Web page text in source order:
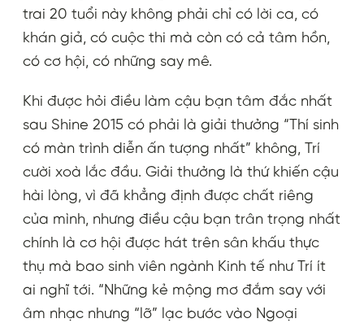
trai 20 tuổi này không phải chỉ có lời ca, có
khán giả, có cuộc thi mà còn có cả tâm hồn,
có cơ hội, có những say mê.
Khi được hỏi điều làm cậu bạn tâm đắc nhất
sau Shine 2015 có phải là giải thưởng “Thí sinh
có màn trình diễn ấn tượng nhất” không, Trí
cười xoà lắc đầu. Giải thưởng là thứ khiến cậu
hài lòng, vì đã khẳng định được chất riêng
của mình, nhưng điều cậu bạn trân trọng nhất
chính là cơ hội được hát trên sân khấu thực
thụ mà bao sinh viên ngành Kinh tế như Trí ít
ai nghĩ tới. “Những kẻ mộng mơ đắm say với
âm nhạc nhưng “lỡ” lạc bước vào Ngoại